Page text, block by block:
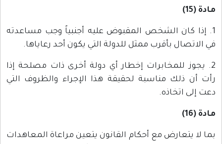
مادة (15)
1. إذا كان الشخص المقبوض عليه أجنبياً وجب مساعدته
في الاتصال بأقرب ممثل للدولة التي يكون أحد رعاياها.
2. يجوز للمخابرات إخطار أي دولة أخرى ذات مصلحة إذا
رأت أن ذلك مناسبة لحقيقة هذا الإجراء والظروف التي
دعت إلى اتخاذه.
مادة (16)
بما لا يتعارض مع أحكام القانون يتعين مراعاة المعاهدات